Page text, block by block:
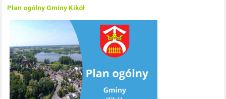
Plan ogólny Gminy Kikół